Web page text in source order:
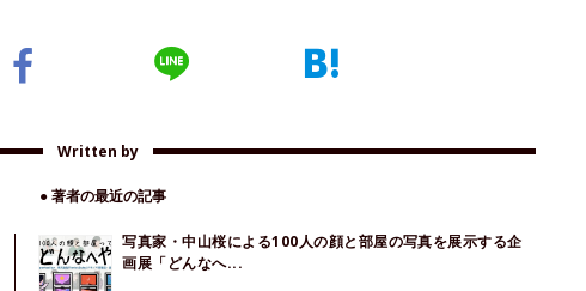
Written by
● 著者の最近の記事
写真家・中山桜による100人の顔と部屋の写真を展示する企
画展「どんなへ...